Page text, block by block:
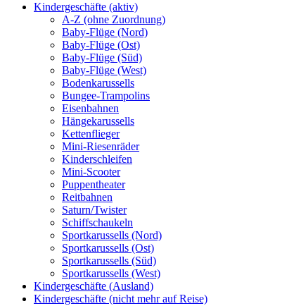
Kindergeschäfte (aktiv)
A-Z (ohne Zuordnung)
Baby-Flüge (Nord)
Baby-Flüge (Ost)
Baby-Flüge (Süd)
Baby-Flüge (West)
Bodenkarussells
Bungee-Trampolins
Eisenbahnen
Hängekarussells
Kettenflieger
Mini-Riesenräder
Kinderschleifen
Mini-Scooter
Puppentheater
Reitbahnen
Saturn/Twister
Schiffschaukeln
Sportkarussells (Nord)
Sportkarussells (Ost)
Sportkarussells (Süd)
Sportkarussells (West)
Kindergeschäfte (Ausland)
Kindergeschäfte (nicht mehr auf Reise)